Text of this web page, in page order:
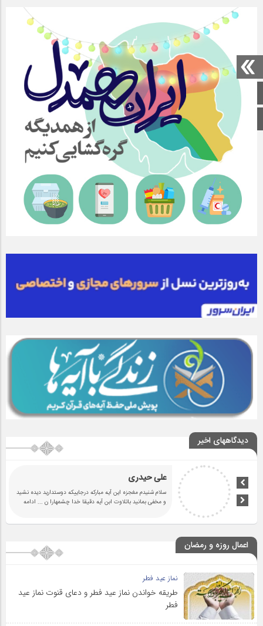
صفحه اصلی
اینستاگرام
دیدگاههای اخیر
علی حیدری
سلام شنیدم مغجزه این آیه مبارکه درجاییکه دوستدارید دیده نشید
و مخفی بمانید باتلاوت ابن آیه دقیقا خدا چشمهارا ن ... ادامه
اعمال روزه و رمضان
نماز عید فطر
طریقه خواندن نماز عید فطر و دعای قنوت نماز عید
فطر